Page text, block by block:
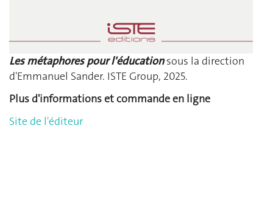
Les métaphores pour l'éducationsous la direction
d'Emmanuel Sander. ISTE Group, 2025.
Plus d'informations et commande en ligne
Site de l'éditeur